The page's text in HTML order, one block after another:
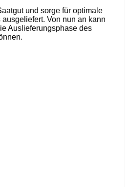
und sorge für optimale
Von nun an kann
Auslieferungsphase des